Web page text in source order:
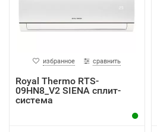
избранное сравнить
Royal Thermo RTS-
09HN8_V2 SIENA сплит-
система